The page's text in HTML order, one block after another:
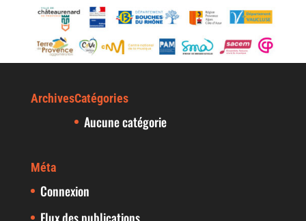
ArchivesCatégories
Aucune catégorie
Méta
Connexion